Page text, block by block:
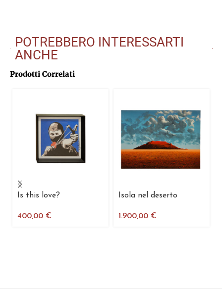
POTREBBERO INTERESSARTI
ANCHE
Prodotti Correlati
Is this love?
400,00 €
Isola nel deserto
1.900,00 €